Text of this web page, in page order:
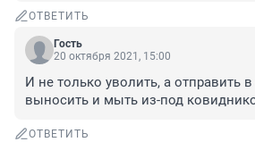
ОТВЕТИТЬ
Гость
20 октября 2021, 15:00
И не только уволить, а отправить
выносить и мыть из-под
ОТВЕТИТЬ